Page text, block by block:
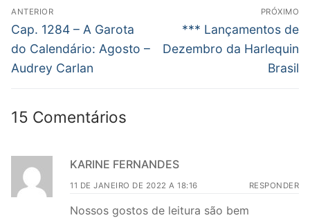
Navegação
de
Post
ANTERIOR
Post
anterior:
Cap. 1284 – A Garota
do Calendário: Agosto –
Audrey Carlan
PRÓXIMO
Próximo
post:
*** Lançamentos de
Dezembro da Harlequin
Brasil
15 Comentários
KARINE FERNANDES
11 DE JANEIRO DE 2022 A 18:16 RESPONDER
Nossos gostos de leitura são bem